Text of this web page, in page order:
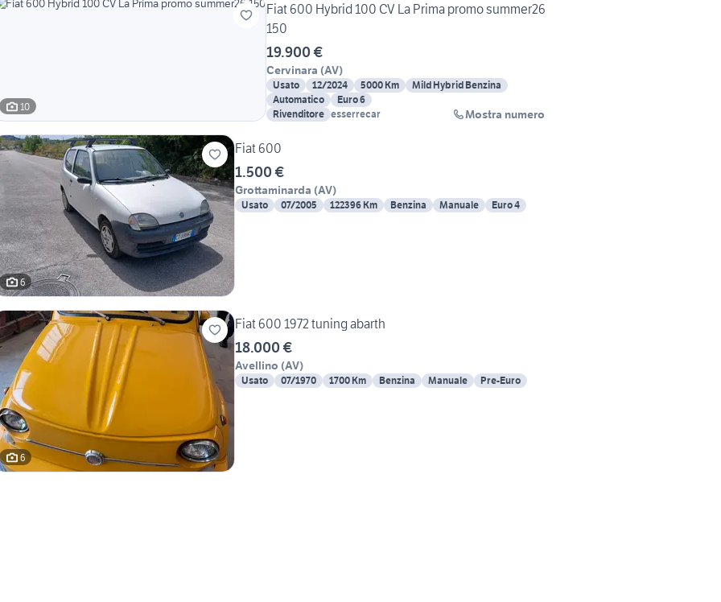
10
Fiat 600 Hybrid 100 CV La Prima promo summer26
150
19.900 €
Cervinara (AV)
Usato 12/2024 5000 Km
Mild Hybrid Benzina
Automatico
Euro 6
Rivenditore esserrecar Mostra numero
6
Fiat 600
1.500 €
Grottaminarda (AV)
Usato 07/2005 122396 Km Benzina Manuale Euro 4
6
Fiat 600 1972 tuning abarth
18.000 €
Avellino (AV)
Usato 07/1970 1700 Km Benzina Manuale Pre-Euro